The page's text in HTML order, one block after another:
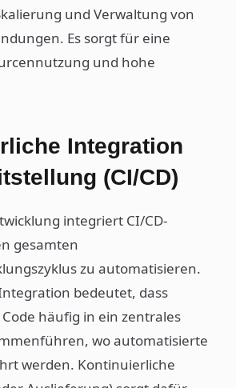
und Verwaltung von
Es sorgt für eine
und hohe
Integration
(CI/CD)
integriert CI/CD-
gesamten
zu automatisieren.
bedeutet, dass
häufig in ein zentrales
wo automatisierte
werden. Kontinuierliche